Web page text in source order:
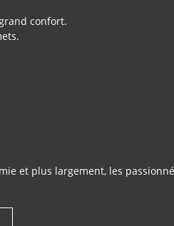
confort.
et plus largement, les